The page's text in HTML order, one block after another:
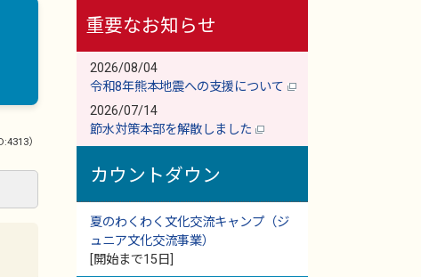
）
重要なお知らせ
2026/08/04
令和8年熊本地震への支援について
2026/07/14
節水対策本部を解散しました
カウントダウン
夏のわくわく文化交流キャンプ（ジ
ュニア文化交流事業）
[開始まで15日]